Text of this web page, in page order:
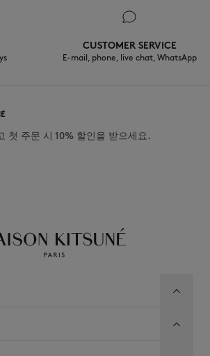
CUSTOMER SERVICE
E-mail, phone, live chat, WhatsApp
첫 주문 시 10% 할인을 받으세요.